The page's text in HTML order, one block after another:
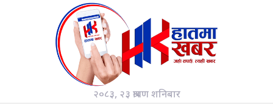
२०८३, २३ श्रावण शनिबार